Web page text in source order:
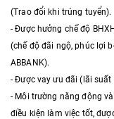
(Trao đổi khi trúng tuyển).
- Được hưởng chế độ
(chế độ đãi ngộ, phúc lợi
ABBANK).
- Được vay ưu đãi (lãi suất
- Môi trường năng động
điều kiện làm việc tốt,